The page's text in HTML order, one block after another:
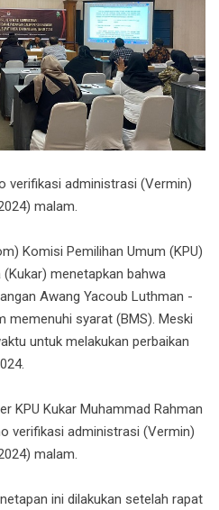
verifikasi administrasi (Vermin)
malam.
Komisi Pemilihan Umum (KPU)
menetapkan bahwa
Awang Yacoub Luthman -
memenuhi syarat (BMS). Meski
untuk melakukan perbaikan
KPU Kukar Muhammad Rahman
verifikasi administrasi (Vermin)
malam.
ini dilakukan setelah rapat